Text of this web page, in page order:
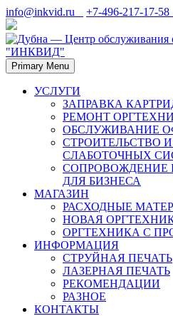
Skip
to
content
info@inkvid.ru +7-496-217-17-58
Дубна — Центр
обслуживания
техники
Дубна. Восстановление и
Дубне. Ремонт оргтехники —
факсов, плоттеров.
Primary Menu
УСЛУГИ
ЗАПРАВКА
РЕМОНТ
ОБСЛУЖИВАНИЕ
СТРОИТЕЛЬСТВО
СЛАБОТОЧНЫХ
СОПРОВОЖДЕНИЕ
ДЛЯ БИЗНЕСА
МАГАЗИН
РАСХОДНЫЕ
НОВАЯ
ОРГТЕХНИКА С
ИНФОРМАЦИЯ
СТРУЙНАЯ ПЕЧАТЬ
ЛАЗЕРНАЯ ПЕЧАТЬ
РЕКОМЕНДАЦИИ
РАЗНОЕ
КОНТАКТЫ